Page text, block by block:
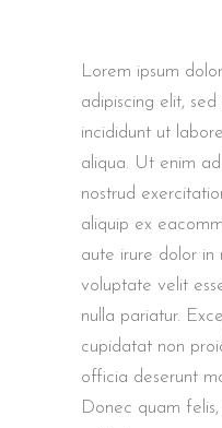
Lorem ipsum
adipiscing elit,
incididunt ut
aliqua. Ut enim
nostrud
aliquip ex
aute irure dolor in
voluptate velit
nulla pariatur.
cupidatat non
officia deserunt
Donec quam